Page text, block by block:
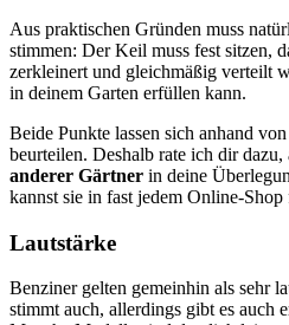
Aus praktischen Gründen muss
stimmen: Der Keil muss fest sitzen,
zerkleinert und gleichmäßig verteilt
in deinem Garten erfüllen kann.
Beide Punkte lassen sich anhand
beurteilen. Deshalb rate ich dir dazu,
anderer Gärtner in deine
kannst sie in fast jedem Online-Shop
Lautstärke
Benziner gelten gemeinhin als sehr
stimmt auch, allerdings gibt es auch